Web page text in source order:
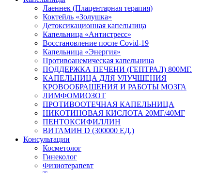
Лаеннек (Плацентарная терапия)
Коктейль «Золушка»
Детоксикационная капельница
Капельница «Антистресс»
Восстановление после Covid-19
Капельница «Энергия»
Противоанемическая капельница
ПОДДЕРЖКА ПЕЧЕНИ (ГЕПТРАЛ) 800МГ.
КАПЕЛЬНИЦА ДЛЯ УЛУЧШЕНИЯ
КРОВООБРАЩЕНИЯ И РАБОТЫ МОЗГА
ЛИМФОМИОЗОТ
ПРОТИВООТЕЧНАЯ КАПЕЛЬНИЦА
НИКОТИНОВАЯ КИСЛОТА 20МГ/40МГ
ПЕНТОКСИФИЛЛИН
ВИТАМИН D (300000 ЕД.)
Консультации
Косметолог
Гинеколог
Физиотерапевт